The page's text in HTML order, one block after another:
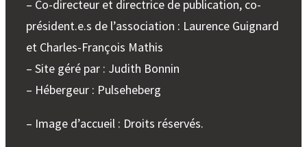
– Co-directeur et directrice de publication, co-
président.e.s de l’association : Laurence Guignard
et Charles-François Mathis
– Site géré par : Judith Bonnin
– Hébergeur : Pulseheberg
– Image d’accueil : Droits réservés.